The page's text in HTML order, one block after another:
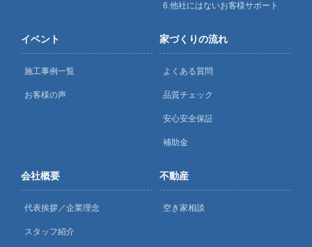
6.他社にはないお客様サポート
イベント
施工事例一覧
お客様の声
家づくりの流れ
よくある質問
品質チェック
安心安全保証
補助金
会社概要
代表挨拶／企業理念
スタッフ紹介
不動産
空き家相談